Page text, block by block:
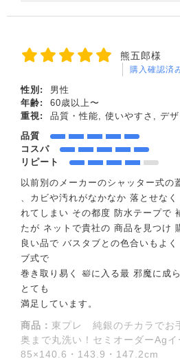
熊五郎様
購入確認済
性別:
男性
年齢:
60歳以上〜
重視:
品質・性能, 使いやすさ, デザ
品質
コスパ
リピート
以前別のメーカーのシャッター式の
、カビや汚れがなかなか 落とせな
れてしまい その都度 防水テープで
たが ネットで貴社の 商品を見つけ
良い品で バスタブとの色合いもよ
ブ式で
巻き取り易く 🛀に入る最 邪魔に成
とても
満足しています。
商品： 東プレ 純銀のチカラでお
奥まで丸洗い！セミオーダーAg
85×140.6・143.9・147.2cm